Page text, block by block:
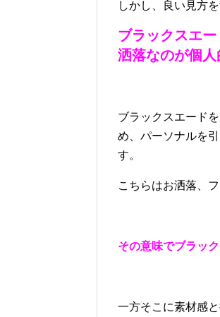
しかし、良い見方
ブラックスエ
洒落なのが個人
ブラックスエード
め、パーソナルを
す。
こちらはお洒落、
その意味でブラッ
一方そこに素材感